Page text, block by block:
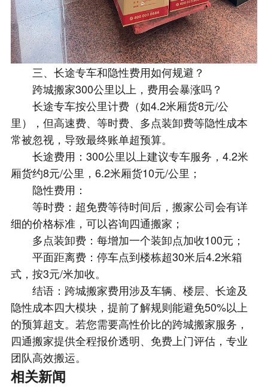
三、长途专车和隐性费用如何规避？
跨城搬家300公里以上，费用会暴涨吗？
长途专车按公里计费（如4.2米厢货8元/公
里），但高速费、等时费、多点装卸费等隐性成本
常被忽视，导致最终账单超预算。
长途费用：300公里以上建议专车服务，4.2米
厢货约8元/公里，6.2米厢货10元/公里；
隐性费用：
等时费：超免费等待时间后，搬家公司会有详
细的价格标准，可以咨询四通搬家；
多点装卸费：每增加一个装卸点加收100元；
平面距离费：停车点到楼栋超30米后4.2米箱
式，按3元/米加收。
结语：跨城搬家费用涉及车辆、楼层、长途及
隐性成本四大模块，提前了解规则能避免50%以上
的预算超支。若您需要高性价比的跨城搬家服务，
四通搬家提供全程报价透明、免费上门评估，专业
团队高效搬运。
相关新闻